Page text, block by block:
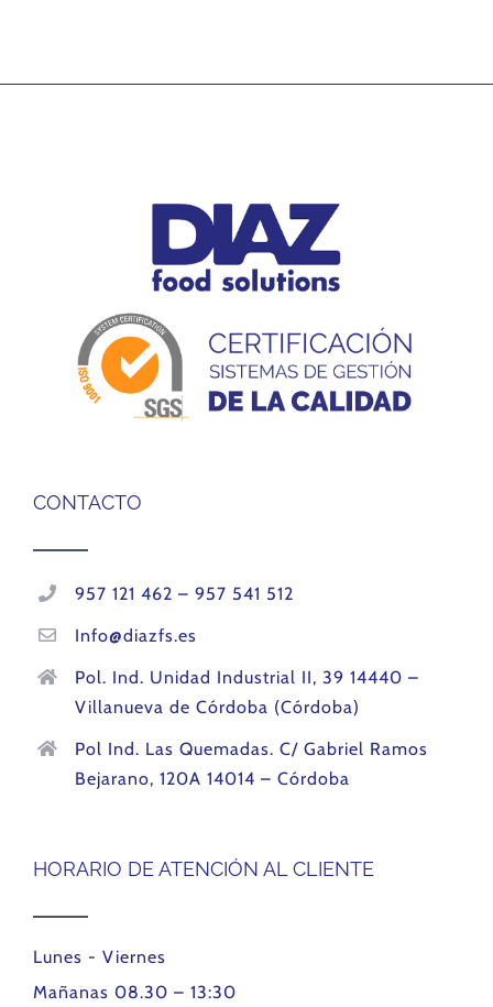
CONTACTO
957 121 462 – 957 541 512
Info@diazfs.es
Pol. Ind. Unidad Industrial II, 39 14440 –
Villanueva de Córdoba (Córdoba)
Pol Ind. Las Quemadas. C/ Gabriel Ramos
Bejarano, 120A 14014 – Córdoba
HORARIO DE ATENCIÓN AL CLIENTE
Lunes - Viernes
Mañanas 08.30 – 13:30